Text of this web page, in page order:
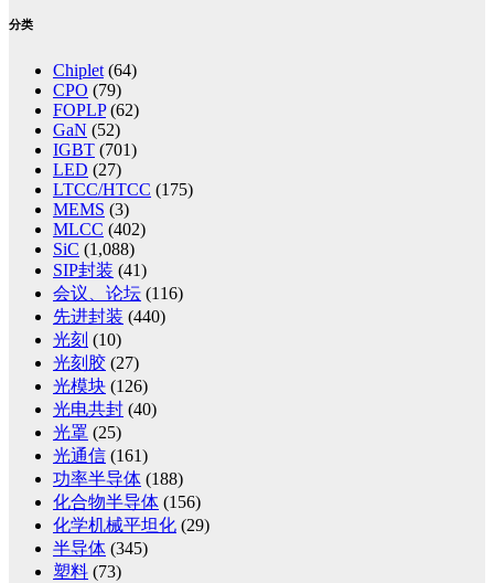
分类
Chiplet (64)
CPO (79)
FOPLP(62)
GaN (52)
IGBT (701)
LED (27)
LTCC/HTCC (175)
MEMS (3)
MLCC (402)
SiC (1,088)
SIP封装 (41)
会议、论坛 (116)
先进封装 (440)
光刻 (10)
光刻胶 (27)
光模块 (126)
光电共封 (40)
光罩 (25)
光通信 (161)
功率半导体 (188)
化合物半导体 (156)
化学机械平坦化 (29)
半导体 (345)
塑料 (73)